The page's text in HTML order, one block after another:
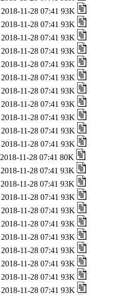
2018-11-28 07:41 93K
2018-11-28 07:41 93K
2018-11-28 07:41 93K
2018-11-28 07:41 93K
2018-11-28 07:41 93K
2018-11-28 07:41 93K
2018-11-28 07:41 93K
2018-11-28 07:41 93K
2018-11-28 07:41 93K
2018-11-28 07:41 93K
2018-11-28 07:41 93K
2018-11-28 07:41 80K
2018-11-28 07:41 93K
2018-11-28 07:41 93K
2018-11-28 07:41 93K
2018-11-28 07:41 93K
2018-11-28 07:41 93K
2018-11-28 07:41 93K
2018-11-28 07:41 93K
2018-11-28 07:41 93K
2018-11-28 07:41 93K
2018-11-28 07:41 93K